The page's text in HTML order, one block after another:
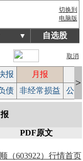
切换到
电脑版
▼ 自选股
取消
报 月报
债 非经常损益 公
>
PDF原文
（603922）行情首页